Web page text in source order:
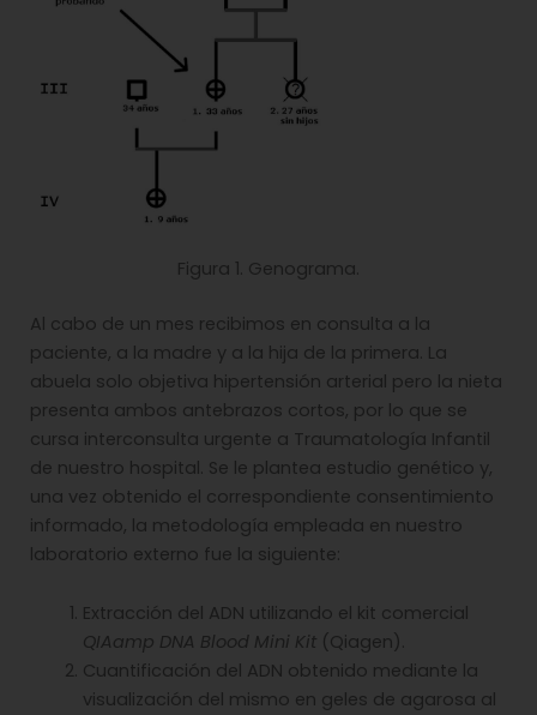
Figura 1. Genograma.
Al cabo de un mes recibimos en consulta a la
paciente, a la madre y a la hija de la primera. La
abuela solo objetiva hipertensión arterial pero la nieta
presenta ambos antebrazos cortos, por lo que se
cursa interconsulta urgente a Traumatología Infantil
de nuestro hospital. Se le plantea estudio genético y,
una vez obtenido el correspondiente consentimiento
informado, la metodología empleada en nuestro
laboratorio externo fue la siguiente:
Extracción del ADN utilizando el kit comercial
QIAamp DNA Blood Mini Kit(Qiagen).
Cuantificación del ADN obtenido mediante la
visualización del mismo en geles de agarosa al